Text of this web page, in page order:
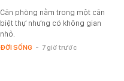
Căn phòng nằm trong một căn
biệt thự nhưng có không gian
nhỏ.
ĐỜI SỐNG - 7 giờ trước